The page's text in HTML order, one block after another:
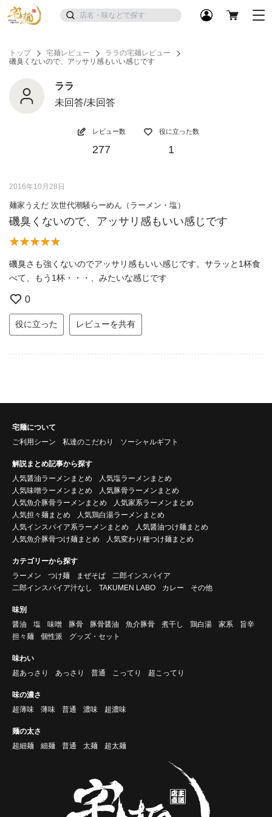
トップ 宅麺レビュー
ララの宅麺レビュー
磯臭くないので、アッサリ感もいい感じです
ララ
未回答/未回答
レビュー数
277
役に立った数
1
2016年10月28日
麺家うえだ 次世代潮騒らーめん（ラーメン・塩）
磯臭くないので、アッサリ感もいい感じです
磯臭さも強くないのでアッサリ感もいい感じです。サラッと1杯食
べて、もう1杯・・・、みたいな感じです
0
役に立った レビューを共有
宅麺について
ご利用シーン
私達のこだわり ソーシャルギフト
解説まとめ記事から探す
人気醤油ラーメンまとめ
人気塩ラーメンまとめ
人気味噌ラーメンまとめ
人気豚骨ラーメンまとめ
人気魚介豚骨ラーメンまとめ
人気家系ラーメンまとめ
人気担々麺まとめ
人気鶏白湯ラーメンまとめ
人気インスパイア系ラーメンまとめ
人気醤油つけ麺まとめ
人気魚介豚骨つけ麺まとめ
人気変わり種つけ麺まとめ
カテゴリーから探す
ラーメン
つけ麺 まぜそば
二郎インスパイア
二郎インスパイア汁なし
TAKUMEN LABO カレー その他
味別
醤油
塩 味噌 豚骨 豚骨醤油 魚介豚骨 煮干し 鶏白湯 家系
旨辛
担々麺
個性派 グッズ・セット
味わい
超あっさり
あっさり 普通 こってり 超こってり
味の濃さ
超薄味
薄味 普通 濃味 超濃味
麺の太さ
超細麺
細麺 普通 太麺 超太麺